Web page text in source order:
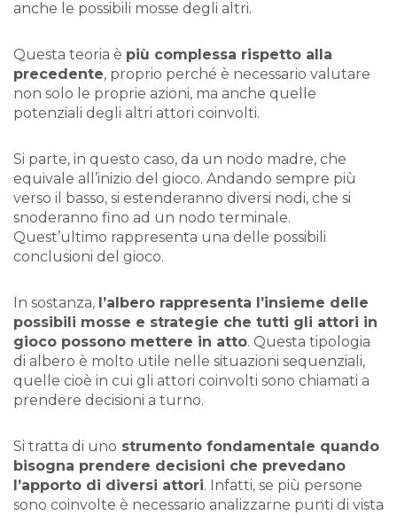
anche le possibili mosse degli altri.
Questa teoria è più complessa rispetto alla
precedente, proprio perché è necessario valutare
non solo le proprie azioni, ma anche quelle
potenziali degli altri attori coinvolti.
Si parte, in questo caso, da un nodo madre, che
equivale all’inizio del gioco. Andando sempre più
verso il basso, si estenderanno diversi nodi, che si
snoderanno fino ad un nodo terminale.
Quest’ultimo rappresenta una delle possibili
conclusioni del gioco.
In sostanza, l’albero rappresenta l’insieme delle
possibili mosse e strategie che tutti gli attori in
gioco possono mettere in atto. Questa tipologia
di albero è molto utile nelle situazioni sequenziali,
quelle cioè in cui gli attori coinvolti sono chiamati a
prendere decisioni a turno.
Si tratta di uno strumento fondamentale quando
bisogna prendere decisioni che prevedano
l’apporto di diversi attori. Infatti, se più persone
sono coinvolte è necessario analizzarne punti di vista